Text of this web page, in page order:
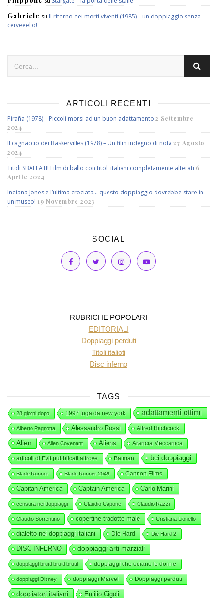
Gabriele su Il ritorno dei morti viventi (1985)… un doppiaggio senza
cerveeello!
ARTICOLI RECENTI
Piraña (1978) – Piccoli morsi ad un buon adattamento 2 Settembre
2024
Il cagnaccio dei Baskervilles (1978) – Un film indegno di nota 27 Agosto
2024
Titoli SBALLATI! Film di ballo con titoli italiani completamente alterati 6
Aprile 2024
Indiana Jones e l’ultima crociata… questo doppiaggio dovrebbe stare in
un museo! 19 Novembre 2023
SOCIAL
RUBRICHE POPOLARI
EDITORIALI
Doppiaggi perduti
Titoli italioti
Disc inferno
TAGS
28 giorni dopo 1997 fuga da new york adattamenti ottimi
Alberto Pagnotta Alessandro Rossi Alfred Hitchcock
Alien Alien Covenant Aliens Arancia Meccanica
articoli di Evit pubblicati altrove Batman bei doppiaggi
Blade Runner Blade Runner 2049 Cannon Films
Capitan America Captain America Carlo Marini
censura nei doppiaggi Claudio Capone Claudio Razzi
Claudio Sorrentino copertine tradotte male Cristiana Lionello
dialetto nei doppiaggi italiani Die Hard Die Hard 2
DISC INFERNO doppiaggi arti marziali
doppiaggi brutti brutti brutti doppiaggi che odiano le donne
doppiaggi Disney doppiaggi Marvel Doppiaggi perduti
doppiatori italiani Emilio Cigoli